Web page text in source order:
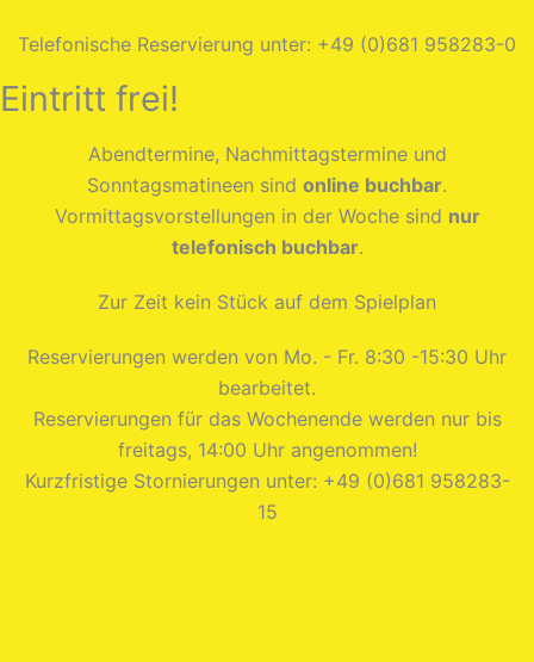
Telefonische Reservierung unter: +49 (0)681 958283-0
Eintritt frei!
Abendtermine, Nachmittagstermine und
Sonntagsmatineen sind online buchbar.
Vormittagsvorstellungen in der Woche sind nur
telefonisch buchbar.
Zur Zeit kein Stück auf dem Spielplan
Reservierungen werden von Mo. - Fr. 8:30 -15:30 Uhr
bearbeitet.
Reservierungen für das Wochenende werden nur bis
freitags, 14:00 Uhr angenommen!
Kurzfristige Stornierungen unter: +49 (0)681 958283-
15